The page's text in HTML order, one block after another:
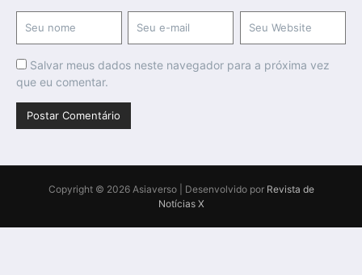
Salvar meus dados neste navegador para a próxima vez
que eu comentar.
Copyright © 2026 Asiaverso | Desenvolvido por Revista de
Notícias X